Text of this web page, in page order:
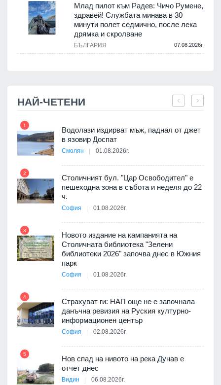
Млад пилот към Радев: Чичо Румене,
здравей! Службата минава в 30
минути полет седмично, после лека
дрямка и скролване
БЪЛГАРИЯ 07.08.2026г.
НАЙ-ЧЕТЕНИ
1
Водолази издирват мъж, паднал от джет
в язовир Доспат
Смолян 01.08.2026г.
2
Столичният бул. "Цар Освободител" е
пешеходна зона в събота и неделя до 22
ч.
София 01.08.2026г.
3
Новото издание на кампанията на
Столичната библиотека "Зелени
библиотеки 2026" започва днес в Южния
парк
София 01.08.2026г.
4
Страхуват ги: НАП още не е започнала
данъчна ревизия на Руския културно-
информационен център
София 02.08.2026г.
5
Нов спад на нивото на река Дунав е
отчет днес
Видин 06.08.2026г.